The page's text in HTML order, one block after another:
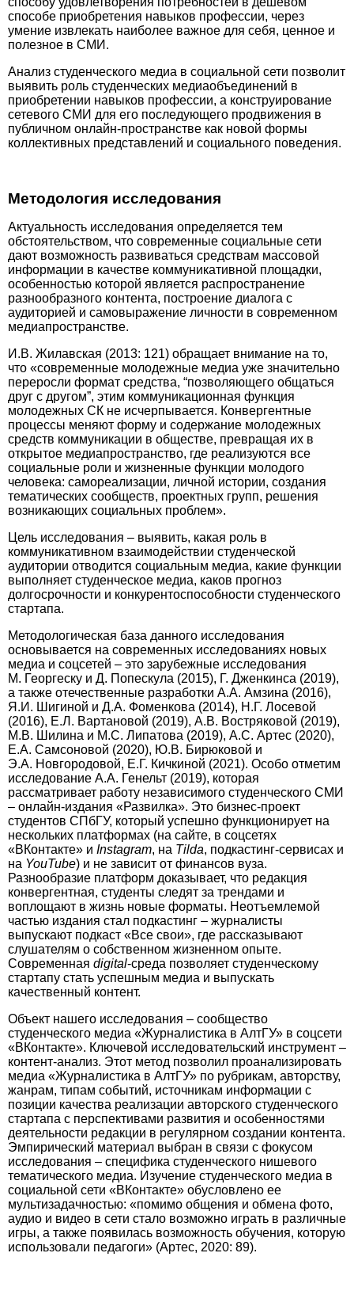
способе приобретения навыков профессии, через
умение извлекать наиболее важное для себя, ценное и
полезное в СМИ.
Анализ студенческого медиа в социальной сети позволит
выявить роль студенческих медиаобъединений в
приобретении навыков профессии, а конструирование
сетевого СМИ для его последующего продвижения в
публичном онлайн-пространстве как новой формы
коллективных представлений и социального поведения.
Методология исследования
Актуальность исследования определяется тем
обстоятельством, что современные социальные сети
дают возможность развиваться средствам массовой
информации в качестве коммуникативной площадки,
особенностью которой является распространение
разнообразного контента, построение диалога с
аудиторией и самовыражение личности в современном
медиапространстве.
И.В. Жилавская (2013: 121) обращает внимание на то,
что «современные молодежные медиа уже значительно
переросли формат средства, “позволяющего общаться
друг с другом”, этим коммуникационная функция
молодежных СК не исчерпывается. Конвергентные
процессы меняют форму и содержание молодежных
средств коммуникации в обществе, превращая их в
открытое медиапространство, где реализуются все
социальные роли и жизненные функции молодого
человека: самореализации, личной истории, создания
тематических сообществ, проектных групп, решения
возникающих социальных проблем».
Цель исследования – выявить, какая роль в
коммуникативном взаимодействии студенческой
аудитории отводится социальным медиа, какие функции
выполняет студенческое медиа, каков прогноз
долгосрочности и конкурентоспособности студенческого
стартапа.
Методологическая база данного исследования
основывается на современных исследованиях новых
медиа и соцсетей – это зарубежные исследования
M. Георгеску и Д. Попескула (2015), Г. Дженкинса (2019),
а также отечественные разработки А.А. Амзина (2016),
Я.И. Шигиной и Д.А. Фоменкова (2014), Н.Г. Лосевой
(2016), Е.Л. Вартановой (2019), А.В. Востряковой (2019),
М.В. Шилина и М.С. Липатова (2019), А.С. Артес (2020),
Е.А. Самсоновой (2020), Ю.В. Бирюковой и
Э.А. Новгородовой, Е.Г. Кичкиной (2021). Особо отметим
исследование А.А. Генельт (2019), которая
рассматривает работу независимого студенческого СМИ
– онлайн-издания «Развилка». Это бизнес-проект
студентов СПбГУ, который успешно функционирует на
нескольких платформах (на сайте, в соцсетях
«ВКонтакте» и Instagram, на Tilda, подкастинг-сервисах и
на YouTube) и не зависит от финансов вуза.
Разнообразие платформ доказывает, что редакция
конвергентная, студенты следят за трендами и
воплощают в жизнь новые форматы. Неотъемлемой
частью издания стал подкастинг – журналисты
выпускают подкаст «Все свои», где рассказывают
слушателям о собственном жизненном опыте.
Современная digital-среда позволяет студенческому
стартапу стать успешным медиа и выпускать
качественный контент.
Объект нашего исследования – сообщество
студенческого медиа «Журналистика в АлтГУ» в соцсети
«ВКонтакте». Ключевой исследовательский инструмент –
контент-анализ. Этот метод позволил проанализировать
медиа «Журналистика в АлтГУ» по рубрикам, авторству,
жанрам, типам событий, источникам информации с
позиции качества реализации авторского студенческого
стартапа с перспективами развития и особенностями
деятельности редакции в регулярном создании контента.
Эмпирический материал выбран в связи с фокусом
исследования – специфика студенческого нишевого
тематического медиа. Изучение студенческого медиа в
социальной сети «ВКонтакте» обусловлено ее
мультизадачностью: «помимо общения и обмена фото,
аудио и видео в сети стало возможно играть в различные
игры, а также появилась возможность обучения, которую
использовали педагоги» (Артес, 2020: 89).